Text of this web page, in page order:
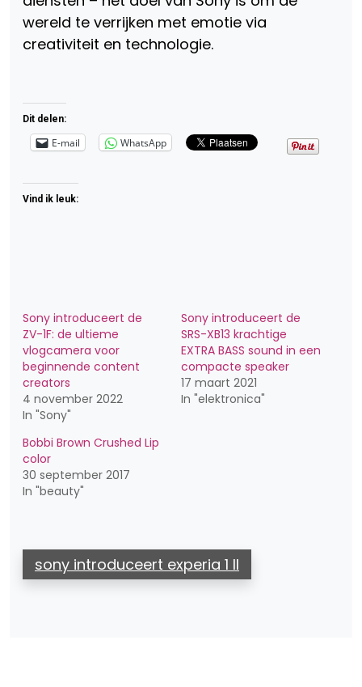
wereld te verrijken met emotie via
creativiteit en technologie.
Dit delen:
E-mail WhatsApp
Vind ik leuk:
Sony introduceert de
ZV-1F: de ultieme
vlogcamera voor
beginnende content
creators
4 november 2022
In "Sony"
Sony introduceert de
SRS-XB13 krachtige
EXTRA BASS sound in een
compacte speaker
17 maart 2021
In "elektronica"
Bobbi Brown Crushed Lip
color
30 september 2017
In "beauty"
sony introduceert experia 1 II